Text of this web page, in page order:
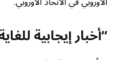
“أخبار إيجابية